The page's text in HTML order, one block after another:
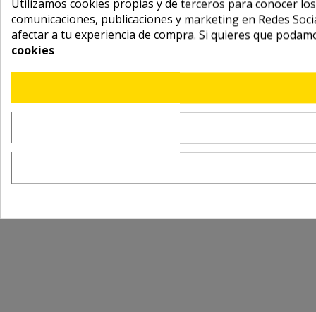
Utilizamos cookies propias y de terceros para conocer
comunicaciones, publicaciones y marketing en Redes
afectar a tu experiencia de compra. Si quieres que
cookies